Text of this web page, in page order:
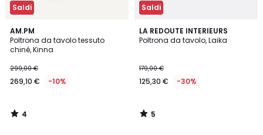
Saldi
AM.PM
Poltrona da tavolo tessuto
chiné, Kinna
299,00 €
269,10 € -10%
4
/
5
4
/
Saldi
LA REDOUTE INTERIEURS
Poltrona da tavolo, Laika
179,00 €
125,30 € -30%
5
/
5
/